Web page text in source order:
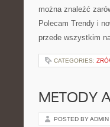
można znaleźć
Polecam Trendy i
przede wszystkim
CATEGORIES:
METODY
POSTED BY ADMIN